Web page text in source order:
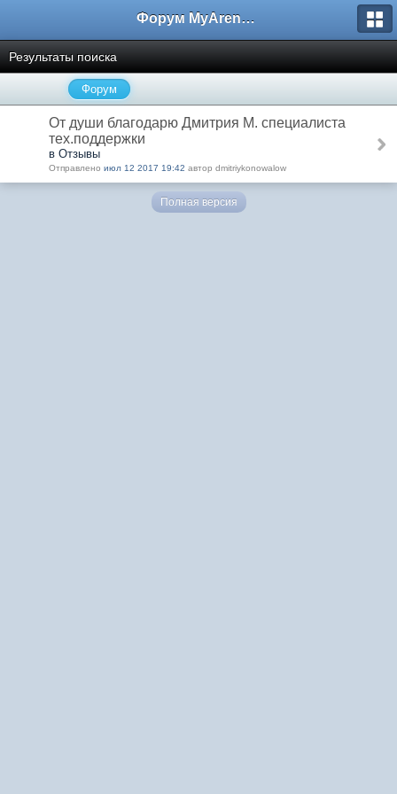
Форум MyArena.ru
Результаты поиска
Форум
От души благодарю Дмитрия М. специалиста
тех.поддержки
в Отзывы
Отправлено июл 12 2017 19:42 автор dmitriykonowalow
Полная версия